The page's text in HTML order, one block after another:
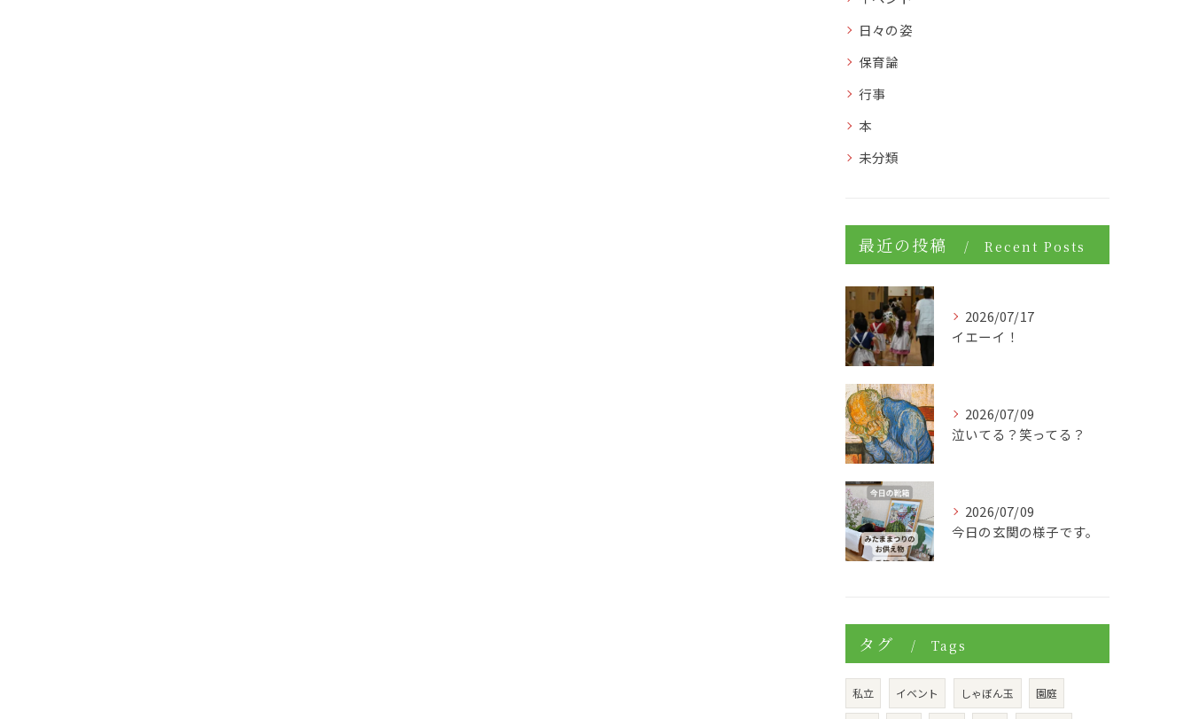
日々の姿
保育論
行事
本
未分類
最近の投稿 Recent Posts
2026/07/17
イエーイ！
2026/07/09
泣いてる？笑ってる？
2026/07/09
今日の玄関の様子です。
タグ Tags
私立 イベント しゃぼん玉 園庭